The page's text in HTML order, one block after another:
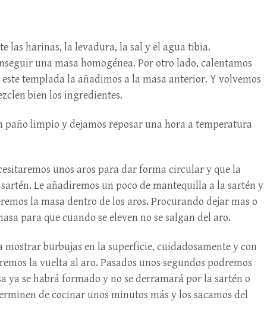
las harinas, la levadura, la sal y el agua tibia.
una masa homogénea. Por otro lado, calentamos
templada la añadimos a la masa anterior. Y volvemos
bien los ingredientes.
paño limpio y dejamos reposar una hora a temperatura
unos aros para dar forma circular y que la
Le añadiremos un poco de mantequilla a la sartén y
la masa dentro de los aros. Procurando dejar mas o
para que cuando se eleven no se salgan del aro.
mostrar burbujas en la superficie, cuidadosamente y con
la vuelta al aro. Pasados unos segundos podremos
ya se habrá formado y no se derramará por la sartén o
de cocinar unos minutos más y los sacamos del